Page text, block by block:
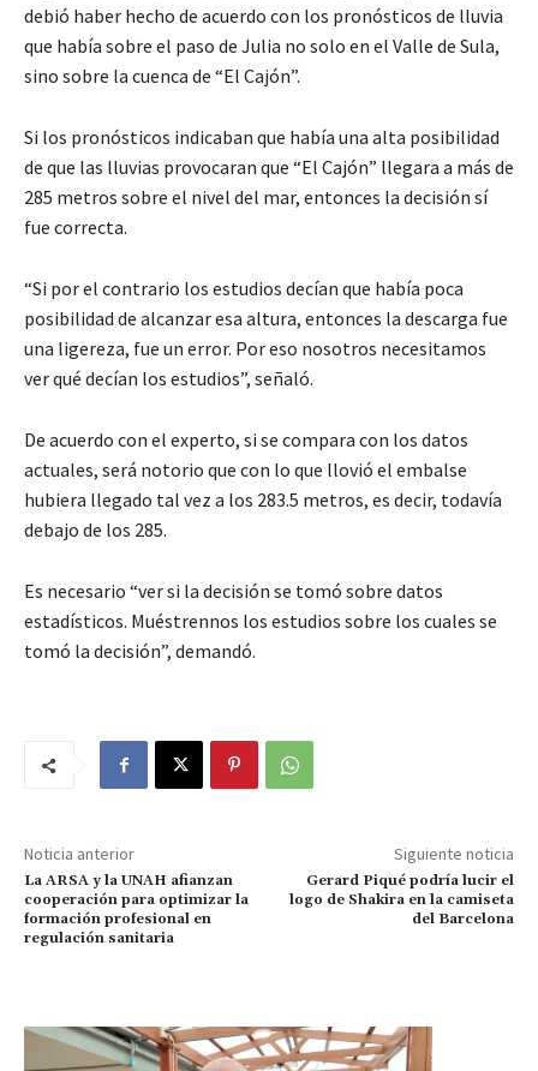
debió haber hecho de acuerdo con los pronósticos de lluvia
que había sobre el paso de Julia no solo en el Valle de Sula,
sino sobre la cuenca de “El Cajón”.
Si los pronósticos indicaban que había una alta posibilidad
de que las lluvias provocaran que “El Cajón” llegara a más de
285 metros sobre el nivel del mar, entonces la decisión sí
fue correcta.
“Si por el contrario los estudios decían que había poca
posibilidad de alcanzar esa altura, entonces la descarga fue
una ligereza, fue un error. Por eso nosotros necesitamos
ver qué decían los estudios”, señaló.
De acuerdo con el experto, si se compara con los datos
actuales, será notorio que con lo que llovió el embalse
hubiera llegado tal vez a los 283.5 metros, es decir, todavía
debajo de los 285.
Es necesario “ver si la decisión se tomó sobre datos
estadísticos. Muéstrennos los estudios sobre los cuales se
tomó la decisión”, demandó.
Noticia anterior
La ARSA y la UNAH afianzan
cooperación para optimizar la
formación profesional en
regulación sanitaria
Siguiente noticia
Gerard Piqué podría lucir el
logo de Shakira en la camiseta
del Barcelona